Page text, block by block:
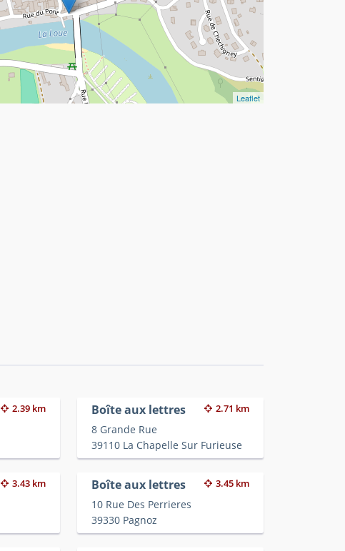
Leaflet
2.39 km Boîte aux lettres 2.71 km
8 Grande Rue
39110 La Chapelle Sur Furieuse
3.43 km Boîte aux lettres 3.45 km
10 Rue Des Perrieres
39330 Pagnoz